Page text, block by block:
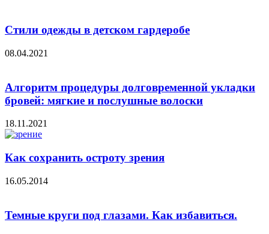
Стили одежды в детском гардеробе
08.04.2021
Алгоритм процедуры долговременной укладки
бровей: мягкие и послушные волоски
18.11.2021
Как сохранить остроту зрения
16.05.2014
Темные круги под глазами. Как избавиться.